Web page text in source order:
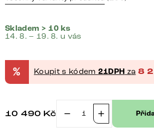
Skladem > 10 ks
14. 8. – 19. 8. u vás
% Koupit s kódem 21DPH za 8
10 490 Kč